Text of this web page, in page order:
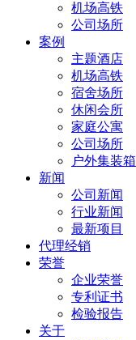
机场高铁
公司场所
案例
主题酒店
机场高铁
宿舍场所
休闲会所
家庭公寓
公司场所
户外集装箱
新闻
公司新闻
行业新闻
最新项目
代理经销
荣誉
企业荣誉
专利证书
检验报告
关于